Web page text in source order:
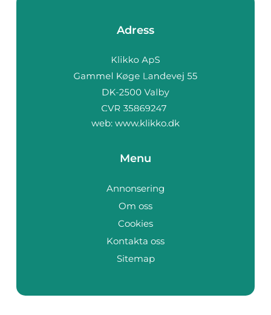
Adress
web: www.klikko.dk
Menu
Annonsering
Om oss
Cookies
Kontakta oss
Sitemap